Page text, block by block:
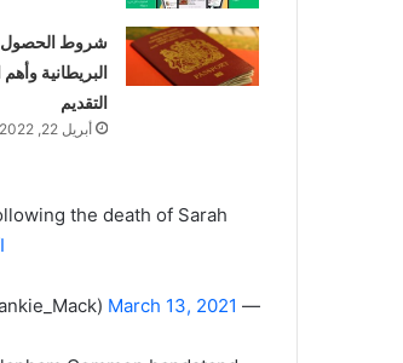
شروط الحصول
البريطانية
التقديم
أبريل 22, 2022
the death of Sarah
— Frankie McCamley (@Frankie_Mack)
March 13, 2021